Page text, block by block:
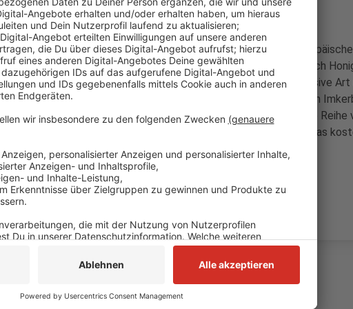
Die Asiatische Hornisse ist etwas kleiner und dunkler als ihre
Problem: Während sie brütet, frisst sie andere Insekten, gerne auch
wir sowieso zu wenig haben. Die Asiatische Hornisse ist eine Invasive Art
Südfrankreich und dann in Belgien verbreitet. Laut dem Deutschen
Frage der Zeit, bis die Hornisse sich bei uns ausbreitet; es sei eine Reihe
Naturschutz. Die Imker versuchen ihre Völker jetzt zu schützen, das
fordert deshalb Unterstützung.
Anzeige